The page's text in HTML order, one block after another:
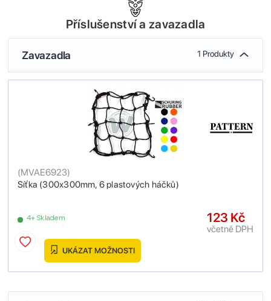
Příslušenství a zavazadla
Zavazadla 1 Produkty
Síťka (300x300mm, 6 plastových háčků)
(MVAE6923)
4+ Skladem 123 Kč
včetně DPH
UKÁZAT MOŽNOSTI